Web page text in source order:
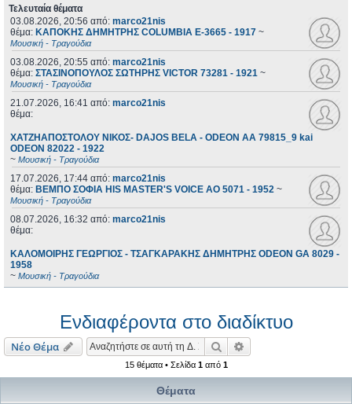
Τελευταία θέματα
03.08.2026, 20:56 από: marco21nis
θέμα: ΚΑΠΟΚΗΣ ΔΗΜΗΤΡΗΣ COLUMBIA E-3665 - 1917 ~
Μουσική - Τραγούδια
03.08.2026, 20:55 από: marco21nis
θέμα: ΣΤΑΣΙΝΟΠΟΥΛΟΣ ΣΩΤΗΡΗΣ VICTOR 73281 - 1921 ~
Μουσική - Τραγούδια
21.07.2026, 16:41 από: marco21nis
θέμα:
ΧΑΤΖΗΑΠΟΣΤΟΛΟΥ ΝΙΚΟΣ- DAJOS BELA - ODEON AA 79815_9 kai
ODEON 82022 - 1922
~ Μουσική - Τραγούδια
17.07.2026, 17:44 από: marco21nis
θέμα: ΒΕΜΠΟ ΣΟΦΙΑ HIS MASTER'S VOICE AO 5071 - 1952 ~
Μουσική - Τραγούδια
08.07.2026, 16:32 από: marco21nis
θέμα:
ΚΑΛΟΜΟΙΡΗΣ ΓΕΩΡΓΙΟΣ - ΤΣΑΓΚΑΡΑΚΗΣ ΔΗΜΗΤΡΗΣ ODEON GA 8029 -
1958
~ Μουσική - Τραγούδια
Ενδιαφέροντα στο διαδίκτυο
Νέο Θέμα Αναζήτηση
15 θέματα • Σελίδα 1από 1
Θέματα